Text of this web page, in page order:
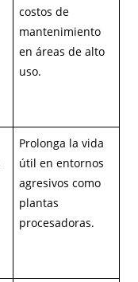
costos de
mantenimiento
en áreas de alto
uso.
Prolonga la vida
útil en entornos
agresivos como
plantas
procesadoras.